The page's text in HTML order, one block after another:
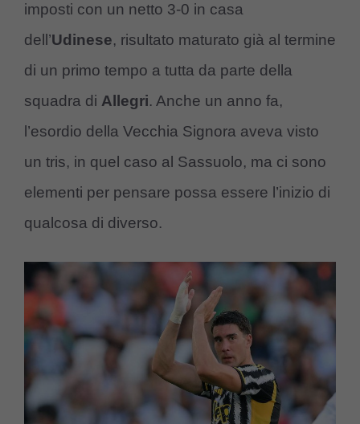
imposti con un netto 3-0 in casa
dell’Udinese, risultato maturato già al termine
di un primo tempo a tutta da parte della
squadra di Allegri. Anche un anno fa,
l’esordio della Vecchia Signora aveva visto
un tris, in quel caso al Sassuolo, ma ci sono
elementi per pensare possa essere l’inizio di
qualcosa di diverso.